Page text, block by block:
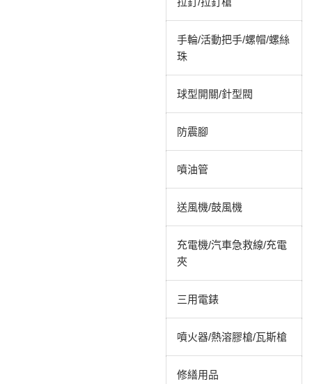
手輪/活動把手/螺帽/螺絲
珠
球型開關/針型閥
防震腳
噴油管
送風機/鼓風機
充電機/汽車急救線/充電
夾
三用電錶
噴火器/熱溶膠槍/瓦斯槍
修繕用品